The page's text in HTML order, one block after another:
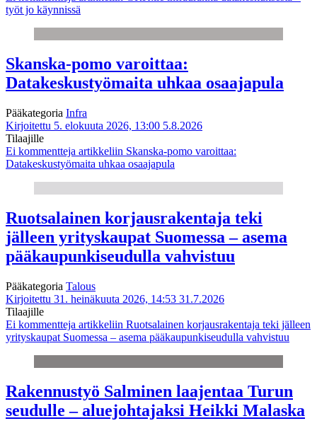
työt jo käynnissä
Skanska-pomo varoittaa:
Datakeskustyömaita uhkaa osaajapula
Pääkategoria Infra
Kirjoitettu 5. elokuuta 2026, 13:00 5.8.2026
Tilaajille
Ei kommentteja artikkeliin Skanska-pomo varoittaa:
Datakeskustyömaita uhkaa osaajapula
Ruotsalainen korjausrakentaja teki
jälleen yrityskaupat Suomessa – asema
pääkaupunkiseudulla vahvistuu
Pääkategoria Talous
Kirjoitettu 31. heinäkuuta 2026, 14:53 31.7.2026
Tilaajille
Ei kommentteja artikkeliin Ruotsalainen korjausrakentaja teki jälleen
yrityskaupat Suomessa – asema pääkaupunkiseudulla vahvistuu
Rakennustyö Salminen laajentaa Turun
seudulle – aluejohtajaksi Heikki Malaska